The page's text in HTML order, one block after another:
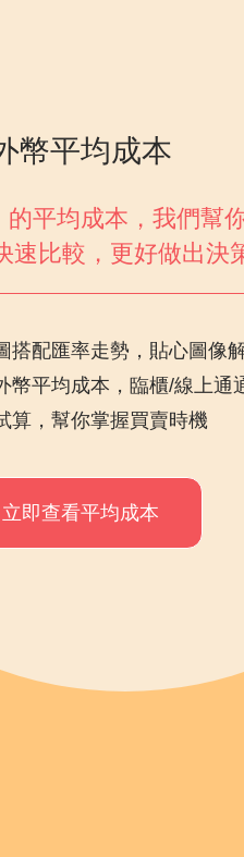
幣平均成本
平均成本，我們幫
速比較，更好做出決
搭配匯率走勢，貼心圖像
幣平均成本，臨櫃/線上通
算，幫你掌握買賣時機
立即查看平均成本